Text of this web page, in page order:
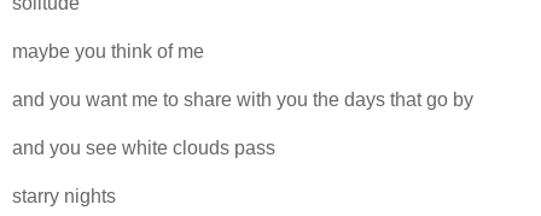
maybe you think of me
and you want me to share with you the days that go by
and you see white clouds pass
starry nights